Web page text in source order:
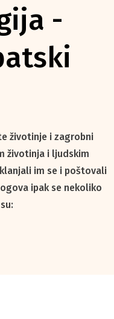
-
životinje i zagrobni
životinja i ljudskim
im se i poštovali
ipak se nekoliko